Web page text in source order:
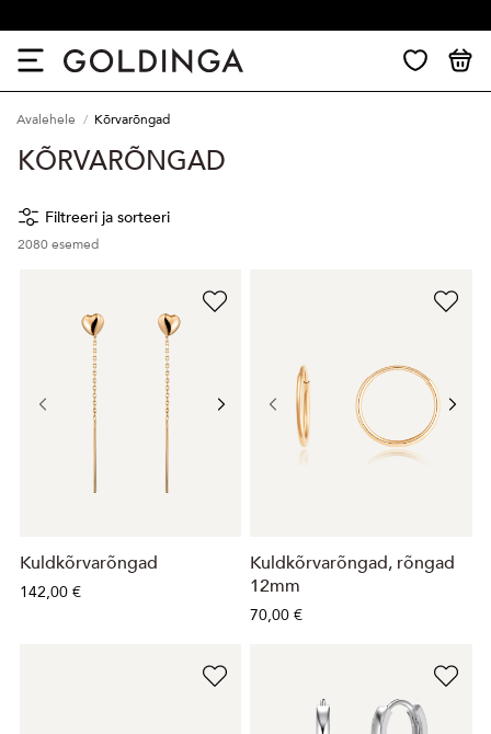
Avalehele Kõrvarõngad
KÕRVARÕNGAD
Kuldkõrvarõngad
142,00 €
Kuldkõrvarõngad, rõngad
12mm
70,00 €
Filtreeri ja sorteeri
2080esemed